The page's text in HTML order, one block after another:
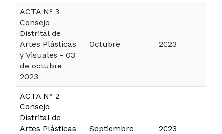
ACTA N° 3
Consejo
Distrital de
Artes Plásticas
y Visuales - 03
de octubre
2023
Octubre 2023
ACTA N° 2
Consejo
Distrital de
Artes Plásticas
Septiembre 2023